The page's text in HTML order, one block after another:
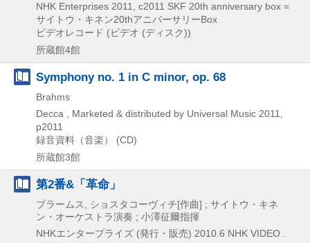
NHK Enterprises 2011, c2011 SKF 20th anniversary box =
サイトウ・キネン20thアニバーサリーBox
ビデオレコード (ビデオ (ディスク))
所蔵館4館
Symphony no. 1 in C minor, op. 68
Brahms
Decca , Marketed & distributed by Universal Music 2011,
p2011
録音資料（音楽） (CD)
所蔵館3館
第2番&「革命」
ブラームス, ショスタコーヴィチ[作曲] ; サイトウ・キネ
ン・オーケストラ演奏 ; 小澤征爾指揮
NHKエンタープライズ (発行・販売) 2010.6 NHK VIDEO .